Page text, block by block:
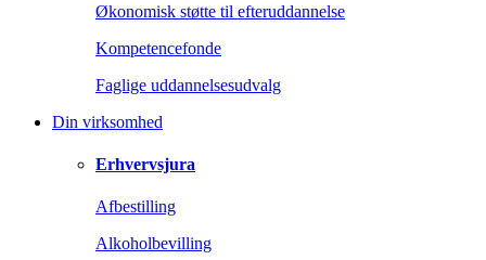
Økonomisk støtte til efteruddannelse
Kompetencefonde
Faglige uddannelsesudvalg
Din virksomhed
Erhvervsjura
Afbestilling
Alkoholbevilling